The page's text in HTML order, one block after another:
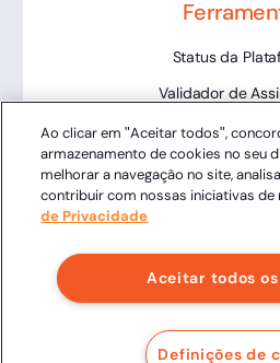
Status da
Validador de
Trabalhe
LLM
Clicksign® - Todos os
Av. Marcos Penteado de Ulhoa
Torre 1, Tamboré,
Ao clicar em "Aceitar todos",
armazenamento de cookies no seu
melhorar a navegação no site,
contribuir com nossas iniciativas de
de Privacidade
Aceitar todos
Definições de